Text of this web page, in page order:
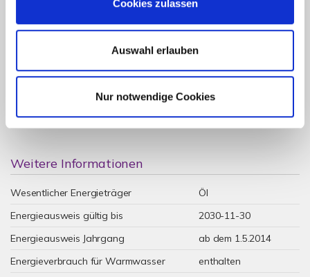
Cookies zulassen
Auswahl erlauben
Nur notwendige Cookies
147,10 kWh / (m²*a)
Energieverbrauchskennwert
Weitere Informationen
Wesentlicher Energieträger
Öl
Energieausweis gültig bis
2030-11-30
Energieausweis Jahrgang
ab dem 1.5.2014
Energieverbrauch für Warmwasser
enthalten